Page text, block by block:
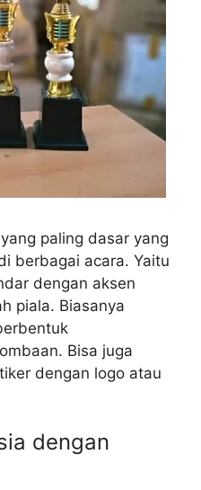
paling dasar yang
berbagai acara. Yaitu
dengan aksen
piala. Biasanya
Bisa juga
dengan logo atau
dengan